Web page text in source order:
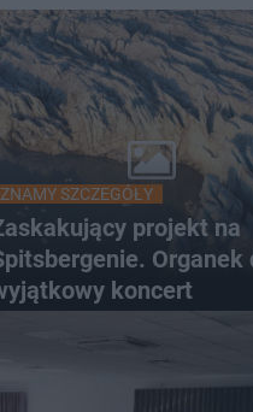
ZNAMY SZCZEGÓŁY
projekt na
Organek
koncert